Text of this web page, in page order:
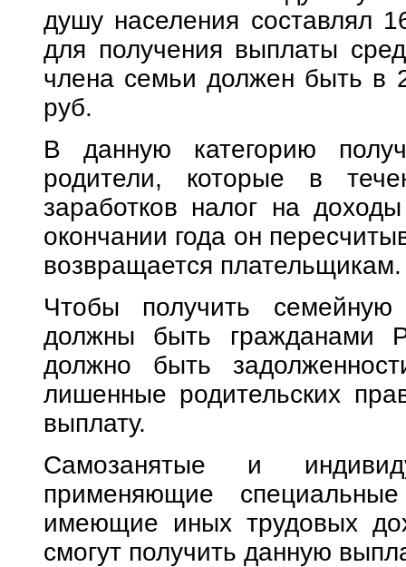
душу населения составлял
для получения выплаты
члена семьи должен быть в
руб.
В данную категорию
родители, которые в
заработков налог на
окончании года он
возвращается плательщикам.
Чтобы получить
должны быть
должно быть
лишенные родительских
выплату.
Самозанятые и
применяющие
имеющие иных трудовых
смогут получить данную